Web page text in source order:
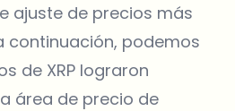
ajuste de precios más
continuación, podemos
de XRP lograron
área de precio de